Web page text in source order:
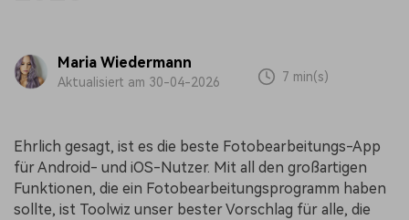
Maria Wiedermann
Aktualisiert am 30-04-2026 7 min(s)
Ehrlich gesagt, ist es die beste Fotobearbeitungs-App
für Android- und iOS-Nutzer. Mit all den großartigen
Funktionen, die ein Fotobearbeitungsprogramm haben
sollte, ist Toolwiz unser bester Vorschlag für alle, die